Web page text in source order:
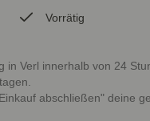
Vorrätig
in Verl innerhalb von 24
abschließen" deine